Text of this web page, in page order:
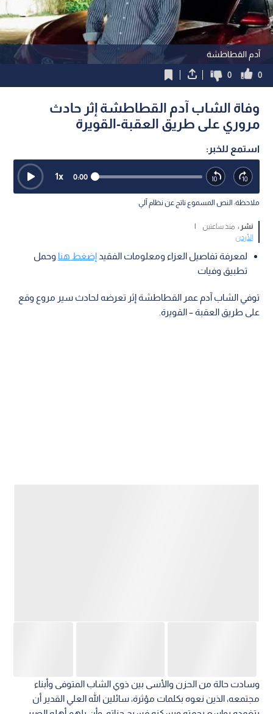
آدم القطاطشة
0
0
وفاة الشاب آدم القطاطشة إثر حادث
مروري على طريق العقبة-القويرة
استمع للخبر:
0:00
1x
ملاحظة: النص المسموع ناتج عن نظام آلي
نشر : منذ ساعتين
الأردن
لمعرفة تفاصيل العزاء ومعلومات الفقيدإضغط هنا وحمل
تطبيق وفيات
توفي الشاب آدم عمر القطاطشة إثر تعرضه لحادث سير مروع وقع
على طريق العقبة – القويرة.
وسادت حالة من الحزن والأسى بين ذوي الشاب المتوفى وأبناء
مجتمعه، الذين نعوه بكلمات مؤثرة، سائلين الله العلي القدير أن